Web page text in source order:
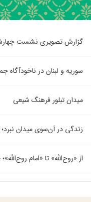
گزارش تصویری نشست
سوریه و لبنان در ناخودآگاه
میدان تبلور فرهنگ شیعی
زندگی در آن‌سوی میدان
از «روح‌الله» تا «امام